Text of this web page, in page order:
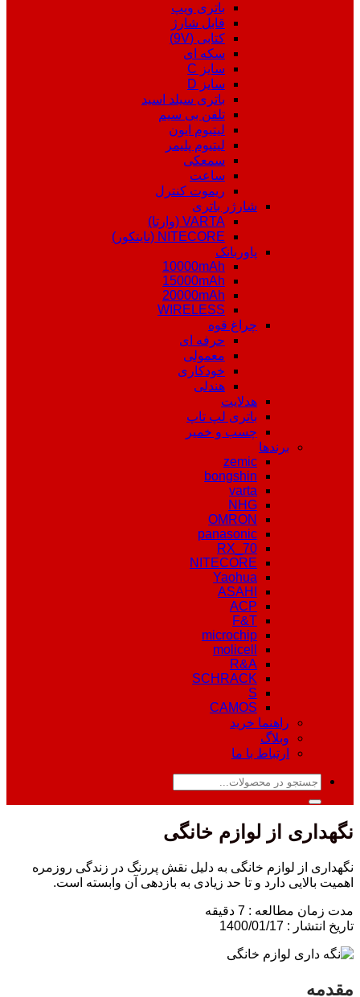
باتری ویپ
قابل شارژ
کتابی (9V)
سکه ای
سایز C
سایز D
باتری سیلد اسید
تلفن بی سیم
لیتیوم ایون
لیتیوم پلیمر
سمعکی
ساعت
ریموت کنترل
شارژر باتری
VARTA (وارتا)
NITECORE (نایتکور)
پاوربانک
10000mAh
15000mAh
20000mAh
WIRELESS
چراغ قوه
حرفه ای
معمولی
خودکاری
هندلی
هدلایت
باتری لپ تاپ
چسب و خمیر
برندها
zemic
bongshin
varta
NHG
OMRON
panasonic
RX_70
NITECORE
Yaohua
ASAHI
ACP
F&T
microchip
molicell
R&A
SCHRACK
S
CAMOS
راهنما خرید
وبلاگ
ارتباط با ما
جستجو
نگهداری از لوازم خانگی
نگهداری از لوازم خانگی به دلیل نقش پررنگ در زندگی روزمره
اهمیت بالایی دارد و تا حد زیادی به بازدهی آن وابسته است.
مدت زمان مطالعه : 7 دقیقه
تاریخ انتشار : 1400/01/17
مقدمه